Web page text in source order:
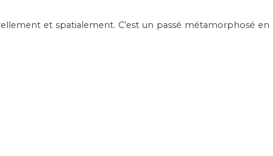
et spatialement. C’est un passé métamorphosé